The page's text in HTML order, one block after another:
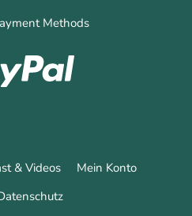
& Videos
Mein Konto